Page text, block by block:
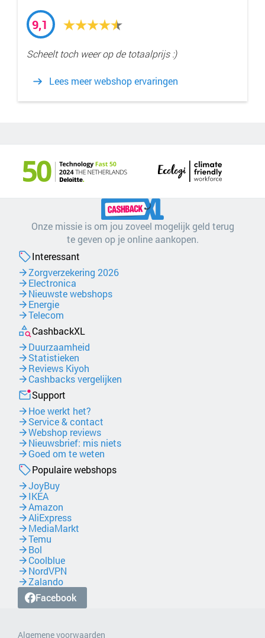
9,1
Scheelt toch weer op de totaalprijs :)
Lees meer webshop ervaringen
Onze missie is om jou zoveel mogelijk geld terug
te geven op je online aankopen.
Interessant
Zorgverzekering 2026
Electronica
Nieuwste webshops
Energie
Telecom
CashbackXL
Duurzaamheid
Statistieken
Reviews Kiyoh
Cashbacks vergelijken
Support
Hoe werkt het?
Service & contact
Webshop reviews
Nieuwsbrief: mis niets
Goed om te weten
Populaire webshops
JoyBuy
IKEA
Amazon
AliExpress
MediaMarkt
Temu
Bol
Coolblue
NordVPN
Zalando
Facebook
Algemene voorwaarden